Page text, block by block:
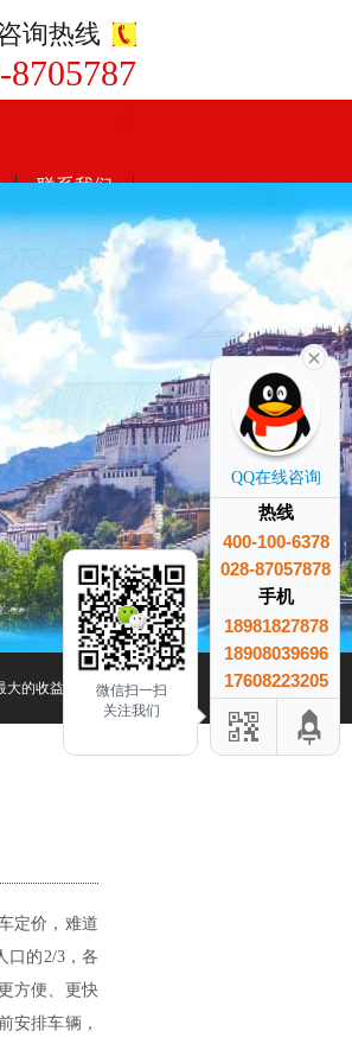
咨询热线
联系我们
收益、用户的信赖是我们最大的成就.
定价，难道
口的2/3，各
方便、更快
安排车辆，
QQ在线咨询
热线
400-100-6378
028-87057878
手机
18981827878
18908039696
17608223205
微信扫一扫
关注我们